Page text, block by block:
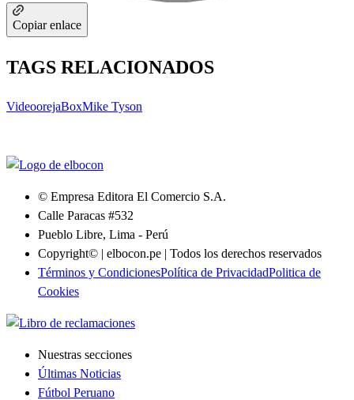
Copiar enlace
TAGS RELACIONADOS
VideoorejaBoxMike Tyson
© Empresa Editora El Comercio S.A.
Calle Paracas #532
Pueblo Libre, Lima - Perú
Copyright© | elbocon.pe | Todos los derechos reservados
Términos y CondicionesPolítica de PrivacidadPolitica de
Cookies
Nuestras secciones
Últimas Noticias
Fútbol Peruano